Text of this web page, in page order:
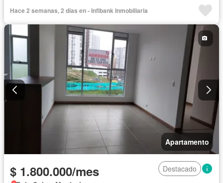
Hace 2 semanas, 2 días en - Infibank Inmobiliaria
Apartamento
$ 1.800.000/mes
Destacado